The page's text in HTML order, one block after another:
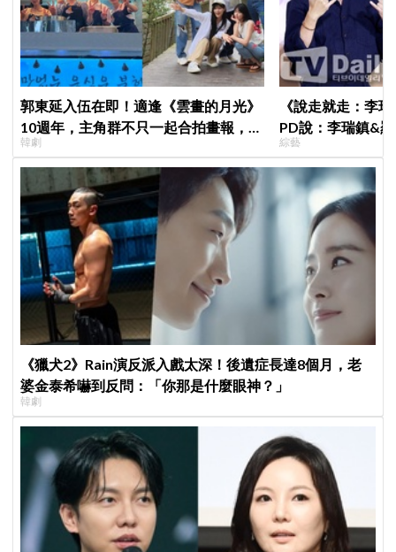
郭東延入伍在即！適逢《雲畫的月光》
10週年，主角群不只一起合拍畫報，還
錄製特別節目
韓劇
《說走就走：李
PD說：李瑞鎮&
劇的男女主角一樣
綜藝
《獵犬2》Rain演反派入戲太深！後遺症長達8個月，老
婆金泰希嚇到反問：「你那是什麼眼神？」
韓劇